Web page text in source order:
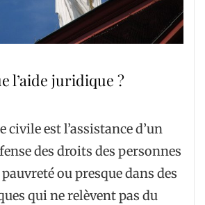
l’aide juridique ?
civile est l’assistance d’un
des droits des personnes
ou presque dans des
qui ne relèvent pas du